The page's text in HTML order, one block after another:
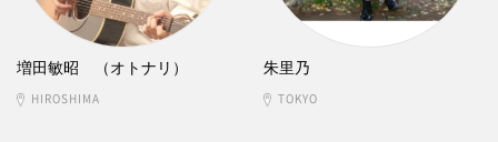
増田敏昭 （オトナリ）
HIROSHIMA
朱里乃
TOKYO